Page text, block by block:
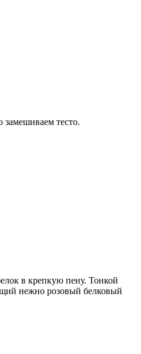
тесто.
в крепкую пену. Тонкой
нежно розовый белковый